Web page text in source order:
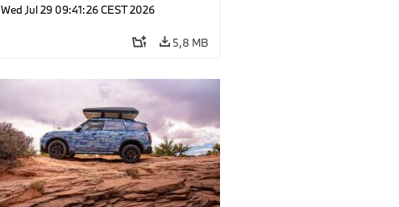
Wed Jul 29 09:41:26 CEST 2026
5,8 MB